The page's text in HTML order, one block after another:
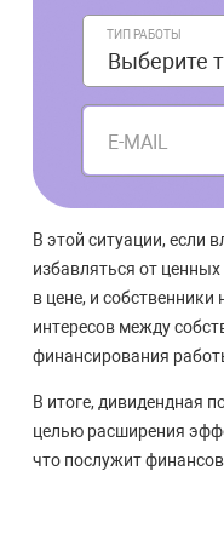
ТИП РАБОТЫ
E-MAIL
В этой ситуации, если
избавляться от
в цене, и
интересов между
финансирования
В итоге, дивидендная
целью расширения
что послужит